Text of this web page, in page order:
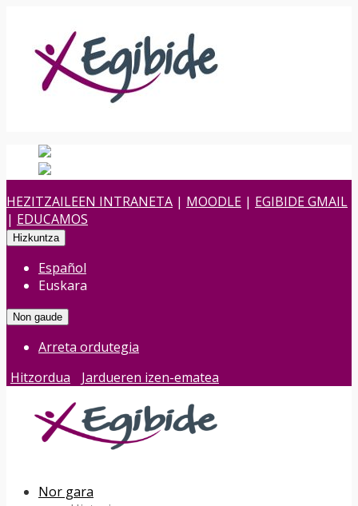
HEZITZAILEEN INTRANETA | MOODLE | EGIBIDE GMAIL
| EDUCAMOS
Hizkuntza
Español
Euskara
Non gaude
Arreta ordutegia
Hitzordua
Jardueren izen-ematea
Nor gara